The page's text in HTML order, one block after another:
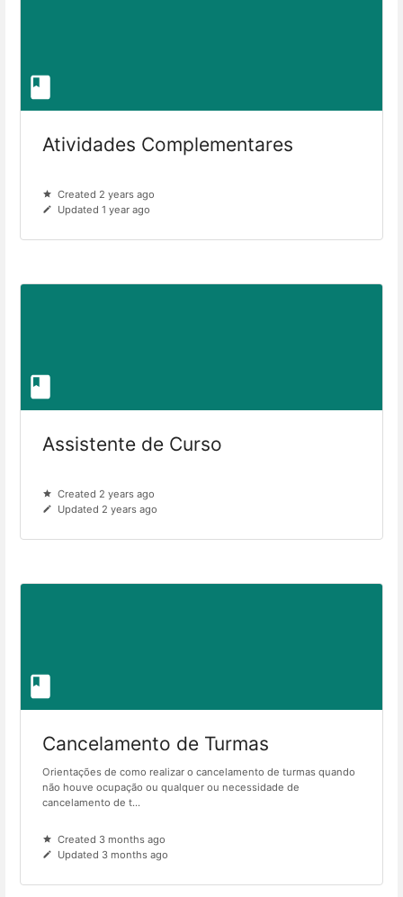
Atividades Complementares
Created 2 years ago
Updated 1 year ago
Assistente de Curso
Created 2 years ago
Updated 2 years ago
Cancelamento de Turmas
Orientações de como realizar o cancelamento de turmas quando
não houve ocupação ou qualquer ou necessidade de
cancelamento de t...
Created 3 months ago
Updated 3 months ago